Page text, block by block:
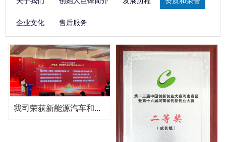
企业文化 售后服务
我司荣获新能源汽车和节能环保优秀企业奖项